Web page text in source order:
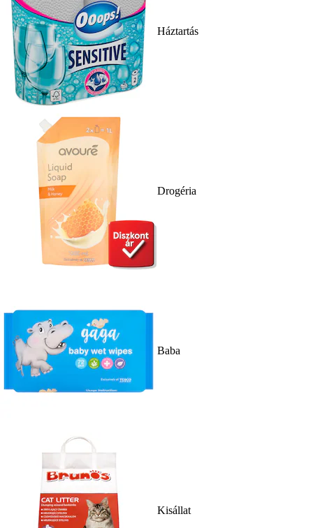
Háztartás
Drogéria
Baba
Kisállat